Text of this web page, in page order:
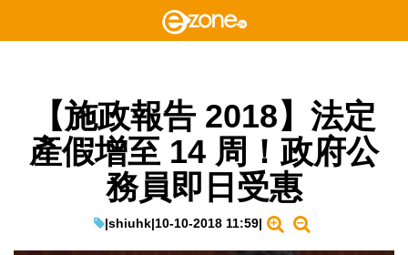
【施政報告 2018】法定
產假增至 14 周！政府公
務員即日受惠
|shiuhk|10-10-2018 11:59|